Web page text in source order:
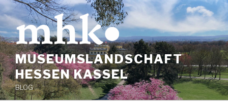
Zum
Inhalt
springen
MUSEUMSLANDSCHAFT
HESSEN KASSEL
BLOG